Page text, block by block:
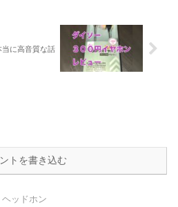
当に高音質な話
トを書き込む
ッドホン